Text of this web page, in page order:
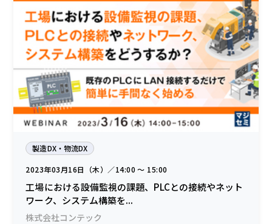
製造DX・物流DX
2023年03月16日（木）／14:00 〜 15:00
工場における設備監視の課題、PLCとの接続やネット
ワーク、システム構築を...
株式会社コンテック